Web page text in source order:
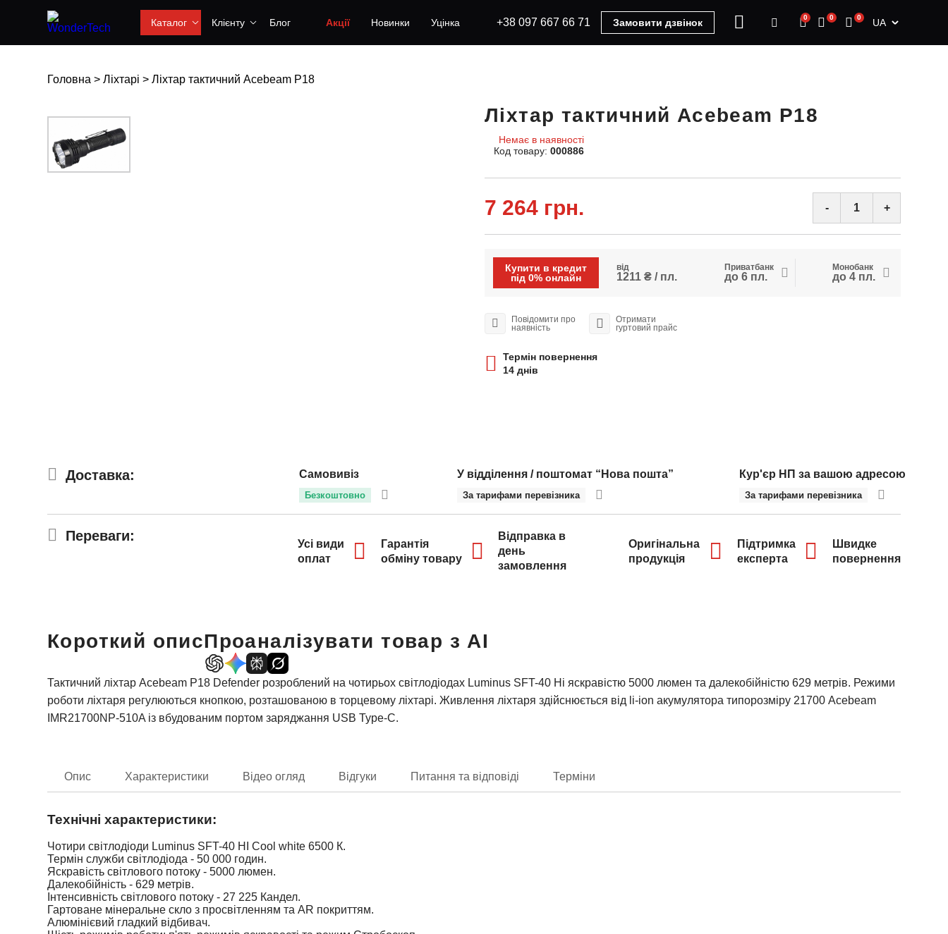
Каталог Клієнту Блог Акції Новинки Уцінка +38 097 667 66 71 Замовити дзвінок 0 0 0 UA
Головна > Ліхтарі > Ліхтар тактичний Acebeam P18
Ліхтар тактичний Acebeam P18
Немає в наявності
Код товару: 000886
7 264 грн. - +
Купити в кредит
під 0% онлайн
від
1211 ₴ / пл.
Приватбанк
до 6 пл.
Монобанк
до 4 пл.
Повідомити про
наявність
Отримати
гуртовий прайс
Термін повернення
14 днів
Доставка: Самовивіз
Безкоштовно
У відділення / поштомат “Нова пошта”
За тарифами перевізника
Кур'єр НП за вашою адресою
За тарифами перевізника
Переваги:
Усі види
оплат
Гарантія
обміну товару
Відправка в
день
замовлення
Оригінальна
продукція
Підтримка
експерта
Швидке
повернення
Короткий описПроаналізувати товар з AI
Тактичний ліхтар Acebeam P18 Defender розроблений на чотирьох світлодіодах Luminus SFT-40 Hi яскравістю 5000 люмен та далекобійністю 629 метрів. Режими
роботи ліхтаря регулюються кнопкою, розташованою в торцевому ліхтарі. Живлення ліхтаря здійснюється від li-ion акумулятора типорозміру 21700 Acebeam
IMR21700NP-510A із вбудованим портом заряджання USB Type-C.
Опис Характеристики Відео огляд Відгуки Питання та відповіді Терміни
Технічні характеристики:
Чотири світлодіоди Luminus SFT-40 HI Cool white 6500 К.
Термін служби світлодіода - 50 000 годин.
Яскравість світлового потоку - 5000 люмен.
Далекобійність - 629 метрів.
Інтенсивність світлового потоку - 27 225 Кандел.
Гартоване мінеральне скло з просвітленням та AR покриттям.
Алюмінієвий гладкий відбивач.